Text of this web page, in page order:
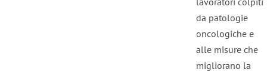
da patologie
oncologiche e
alle misure che
migliorano la